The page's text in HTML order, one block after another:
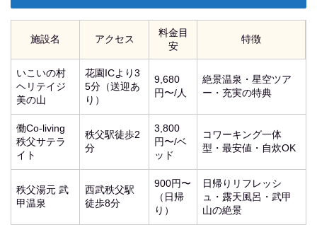
施設名 アクセス
料金目
安
特徴
いこいの村
ヘリテイジ
美の山
花園ICより3
5分（送迎あ
り）
9,680
円〜/人
絶景温泉・星空ツア
ー・充実の特典
働Co-living
秩父サテラ
イト
秩父駅徒歩2
分
3,800
円〜/ベ
ッド
コワーキング一体
型・最安値・自炊OK
秩父湯元 武
甲温泉
西武秩父駅
徒歩8分
900円〜
（日帰
り）
日帰りリフレッシ
ュ・露天風呂・武甲
山の絶景